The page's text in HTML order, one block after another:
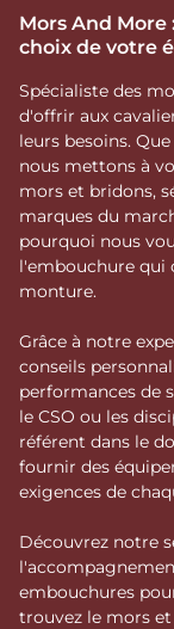
Mors And
choix de votre
Spécialiste des
d'offrir aux
leurs besoins.
nous mettons à
mors et bridons,
marques du
pourquoi nous
l'embouchure qui
monture.
Grâce à notre
conseils
performances de
le CSO ou les
référent dans le
fournir des
exigences de
Découvrez notre
embouchures
trouvez le mors